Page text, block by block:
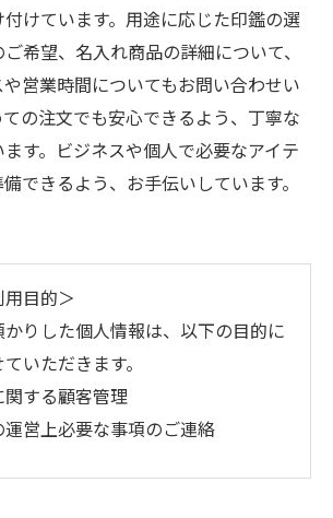
けています。用途に応じた印鑑の選
希望、名入れ商品の詳細について、
営業時間についてもお問い合わせい
の注文でも安心できるよう、丁寧な
す。ビジネスや個人で必要なアイテ
できるよう、お手伝いしています。
目的＞
りした個人情報は、以下の目的に
いただきます。
関する顧客管理
運営上必要な事項のご連絡